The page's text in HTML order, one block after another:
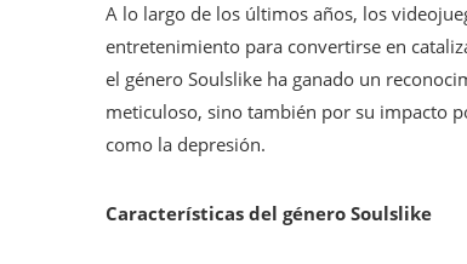
A lo largo de los últimos años, los
entretenimiento para convertirse en
el género Soulslike ha ganado un
meticuloso, sino también por su impacto
como la depresión.
Características del género Soulslike